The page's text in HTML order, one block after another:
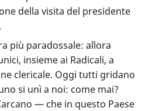
della visita del presidente
più paradossale: allora
insieme ai Radicali, a
clericale. Oggi tutti gridano
si unì a noi: come mai?
— che in questo Paese